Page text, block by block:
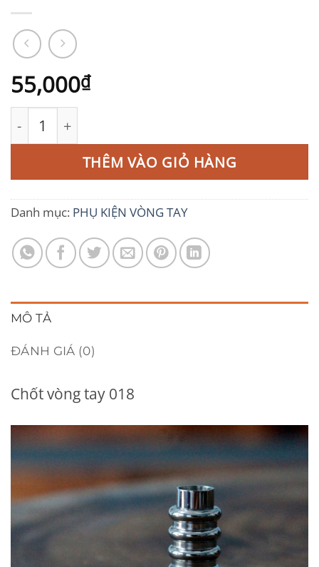
55,000₫
Chốt vòng tay 018 số lượng
THÊM VÀO GIỎ HÀNG
Danh mục: PHỤ KIỆN VÒNG TAY
MÔ TẢ
ĐÁNH GIÁ (0)
Chốt vòng tay 018